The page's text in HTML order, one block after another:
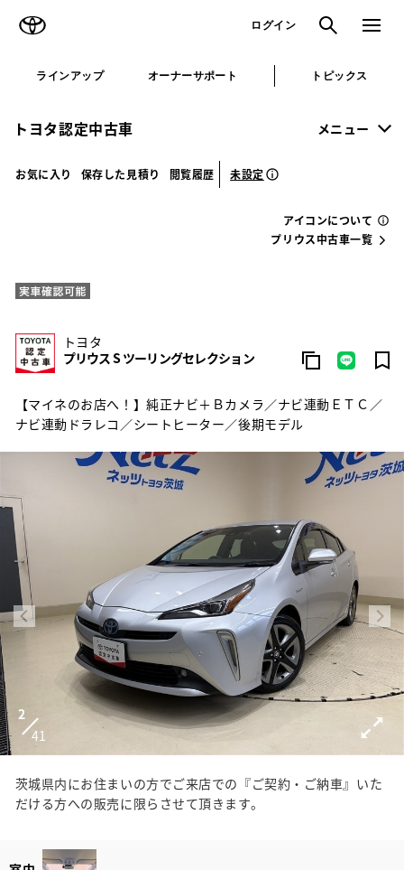
ログイン 検索 メニュ
ラインアップ オーナーサポート トピックス
トヨタ認定中古車 メニュー
お気に入り 保存した見積り 閲覧履歴 未設定
アイコンについて
プリウス中古車一覧
トヨタ
プリウス S ツーリングセレクション
【マイネのお店へ！】純正ナビ＋Ｂカメラ／ナビ連動ＥＴＣ／
ナビ連動ドラレコ／シートヒーター／後期モデル
2
41
茨城県内にお住まいの方でご来店での『ご契約・ご納車』いた
だける方への販売に限らさせて頂きます。